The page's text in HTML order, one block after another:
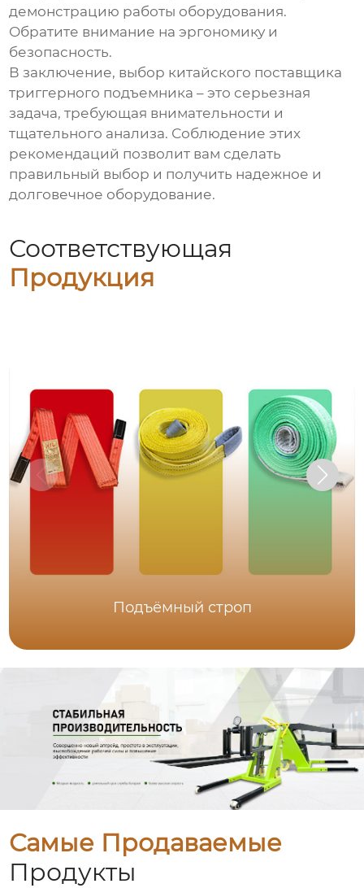
демонстрацию работы оборудования.
Обратите внимание на эргономику и
безопасность.
В заключение, выбор китайского поставщика
триггерного подъемника – это серьезная
задача, требующая внимательности и
тщательного анализа. Соблюдение этих
рекомендаций позволит вам сделать
правильный выбор и получить надежное и
долговечное оборудование.
Соответствующая
Продукция
Подъёмный строп
Самые Продаваемые
Продукты